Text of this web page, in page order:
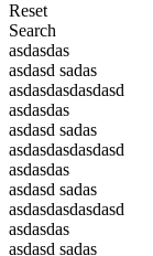
Reset
Search
asdasdas
asdasd sadas
asdasdasdasdasd
asdasdas
asdasd sadas
asdasdasdasdasd
asdasdas
asdasd sadas
asdasdasdasdasd
asdasdas
asdasd sadas